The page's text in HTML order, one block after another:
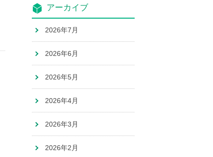
アーカイブ
2026年7月
2026年6月
2026年5月
2026年4月
2026年3月
2026年2月